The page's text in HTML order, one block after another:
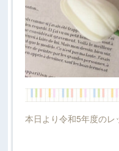
本日より令和5年度の